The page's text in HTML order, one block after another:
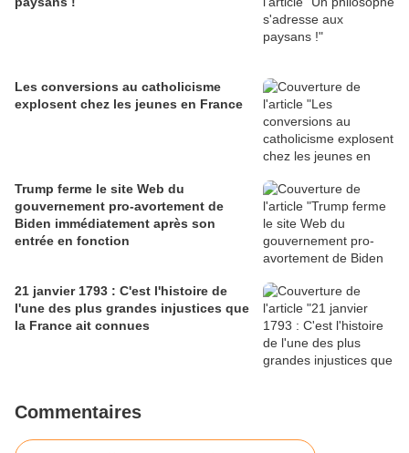
Les conversions au catholicisme
explosent chez les jeunes en France
Trump ferme le site Web du
gouvernement pro-avortement de
Biden immédiatement après son
entrée en fonction
21 janvier 1793 : C'est l'histoire de
l'une des plus grandes injustices que
la France ait connues
Commentaires